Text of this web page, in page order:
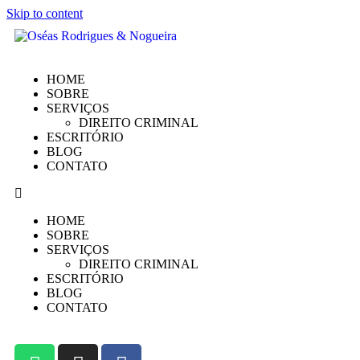
Skip to content
HOME
SOBRE
SERVIÇOS
DIREITO CRIMINAL
ESCRITÓRIO
BLOG
CONTATO
HOME
SOBRE
SERVIÇOS
DIREITO CRIMINAL
ESCRITÓRIO
BLOG
CONTATO